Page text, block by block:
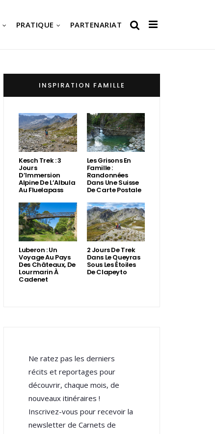
PRATIQUE PARTENARIAT
INSPIRATION FAMILLE
Kesch Trek : 3
Jours
D’Immersion
Alpine De L’Albula
Au Fluelapass
Les Grisons En
Famille :
Randonnées
Dans Une Suisse
De Carte Postale
Luberon : Un
Voyage Au Pays
Des Châteaux, De
Lourmarin À
Cadenet
2 Jours De Trek
Dans Le Queyras
Sous Les Étoiles
De Clapeyto
Ne ratez pas les derniers
récits et reportages pour
découvrir, chaque mois, de
nouveaux itinéraires !
Inscrivez-vous pour recevoir la
newsletter de Carnets de